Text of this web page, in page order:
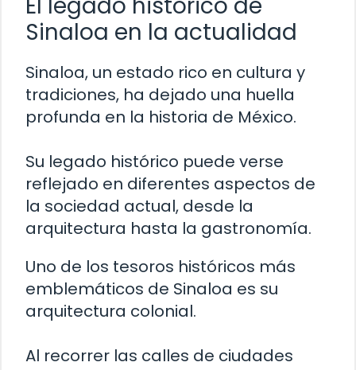
Sinaloa en la actualidad
Sinaloa, un estado rico en cultura y
tradiciones, ha dejado una huella
profunda en la historia de México.
Su legado histórico puede verse
reflejado en diferentes aspectos de
la sociedad actual, desde la
arquitectura hasta la gastronomía.
Uno de los tesoros históricos más
emblemáticos de Sinaloa es su
arquitectura colonial.
Al recorrer las calles de ciudades